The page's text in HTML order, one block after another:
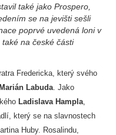
také jako Prospero,
se na jevišti sešli
poprvé uvedená loni v
na české části
Fredericka, který svého
Marián Labuda. Jako
Ladislava Hampla,
který se na slavnostech
Huby. Rosalindu,